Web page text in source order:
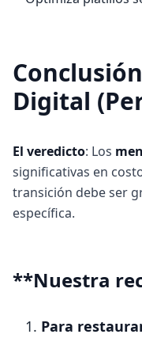
Digital
El veredicto: Los
significativas en
transición debe ser
específica.
**Nuestra
Para